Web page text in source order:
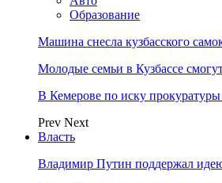
Образование
Машина снесла кузбасского
Молодые семьи в Кузбассе
В Кемерове по иску
Prev Next
Власть
Владимир Путин поддержал